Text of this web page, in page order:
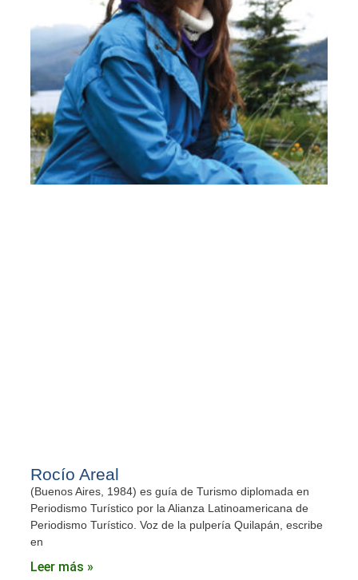
Rocío Areal
(Buenos Aires, 1984) es guía de Turismo diplomada en
Periodismo Turístico por la Alianza Latinoamericana de
Periodismo Turístico. Voz de la pulpería Quilapán, escribe
en
Leer más »